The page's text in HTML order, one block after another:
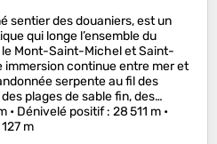
sentier des douaniers, est un
qui longe l’ensemble du
Mont-Saint-Michel et Saint-
immersion continue entre mer et
serpente au fil des
plages de sable fin, des…
• Dénivelé positif: 28 511 m •
127 m